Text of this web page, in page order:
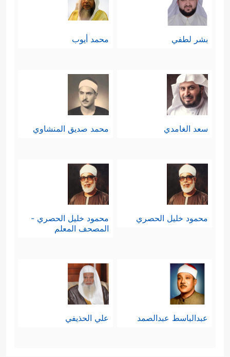
بشر لطفي محمد أيوب
سعد الغامدي محمد صديق المنشاوي
محمود خليل الحصري
محمود خليل الحصري -
المصحف المعلم
عبدالباسط عبدالصمد علي الحذيفي